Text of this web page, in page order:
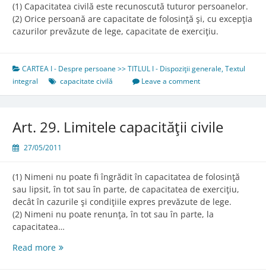
(1) Capacitatea civilă este recunoscută tuturor persoanelor.
(2) Orice persoană are capacitate de folosinţă şi, cu excepţia
cazurilor prevăzute de lege, capacitate de exerciţiu.
CARTEA I - Despre persoane >> TITLUL I - Dispoziţii generale,Textul
integral
capacitate civilă Leave a comment
Art. 29. Limitele capacităţii civile
27/05/2011
(1) Nimeni nu poate fi îngrădit în capacitatea de folosinţă
sau lipsit, în tot sau în parte, de capacitatea de exerciţiu,
decât în cazurile şi condiţiile expres prevăzute de lege.
(2) Nimeni nu poate renunţa, în tot sau în parte, la
capacitatea…
Read moreArt.